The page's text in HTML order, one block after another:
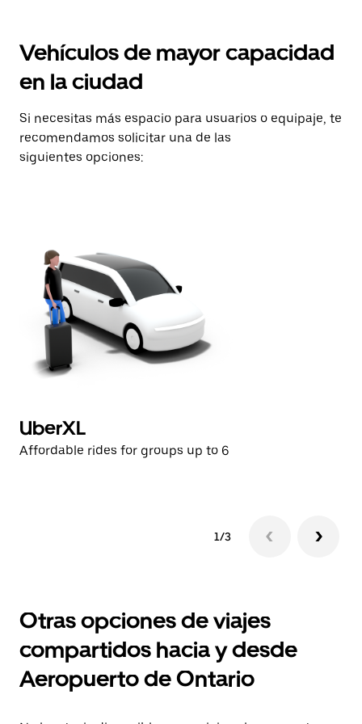
Vehículos de mayor capacidad
en la ciudad
Si necesitas más espacio para usuarios o equipaje, te
recomendamos solicitar una de las
siguientes opciones:
UberXL
Affordable rides for groups up to 6
1/3
Otras opciones de viajes
compartidos hacia y desde
Aeropuerto de Ontario